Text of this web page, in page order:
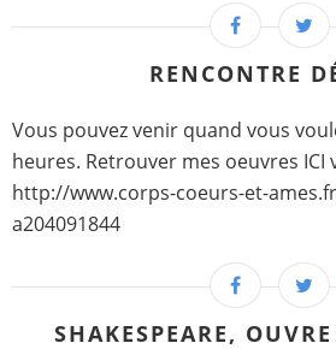
RENCONTRE
Vous pouvez venir quand vous
heures. Retrouver mes oeuvres ICI
http://www.corps-coeurs-et-
a204091844
SHAKESPEARE,